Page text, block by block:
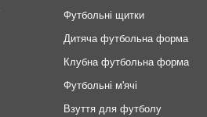
Футбольні щитки
Дитяча футбольна форма
Клубна футбольна форма
Футбольні м'ячі
Взуття для футболу